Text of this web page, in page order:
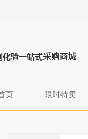
页 限时特卖